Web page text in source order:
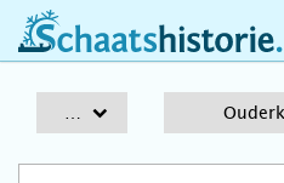
schaatshistorie.nl